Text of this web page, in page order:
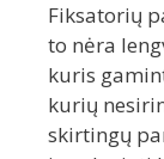
Fiksatorių
to nėra
kuris
kurių
skirtingų